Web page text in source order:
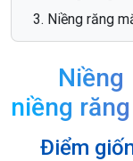
Niềng răng
niềng
Điểm